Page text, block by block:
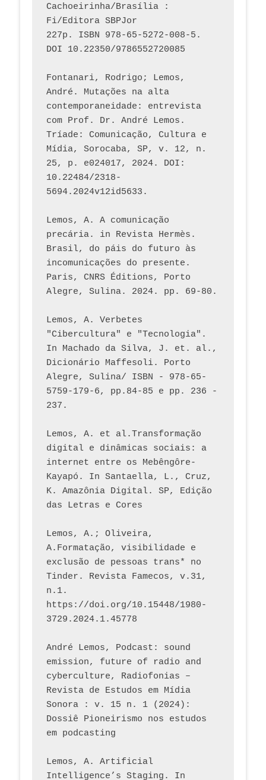
Cachoeirinha/Brasília :
Fi/Editora SBPJor
227p. ISBN 978-65-5272-008-5.
DOI 10.22350/9786552720085
Fontanari, Rodrigo; Lemos,
André. Mutações na alta
contemporaneidade: entrevista
com Prof. Dr. André Lemos.
Tríade: Comunicação, Cultura e
Mídia, Sorocaba, SP, v. 12, n.
25, p. e024017, 2024. DOI:
10.22484/2318-
5694.2024v12id5633.
Lemos, A. A comunicação
precária. in Revista Hermès.
Brasil, do páis do futuro às
incomunicações do presente.
Paris, CNRS Éditions, Porto
Lemos, A. Verbetes
"Cibercultura" e "Tecnologia".
In Machado da Silva, J. et. al.,
Dicionário Maffesoli. Porto
Alegre, Sulina/ ISBN - 978-65-
5759-179-6, pp.84-85 e pp. 236 -
237.
Lemos, A. et al.Transformação
digital e dinâmicas sociais: a
internet entre os Mebêngôre-
Kayapó. In Santaella, L., Cruz,
K. Amazônia Digital. SP, Edição
das Letras e Cores
Lemos, A.; Oliveira,
A.Formatação, visibilidade e
exclusão de pessoas trans* no
Tinder. Revista Famecos, v.31,
n.1.
https://doi.org/10.15448/1980-
3729.2024.1.45778
André Lemos, Podcast: sound
emission, future of radio and
cyberculture, Radiofonias –
Revista de Estudos em Mídia
Sonora : v. 15 n. 1 (2024):
Dossiê Pioneirismo nos estudos
em podcasting
Lemos, A. Artificial
Intelligence’s Staging. In